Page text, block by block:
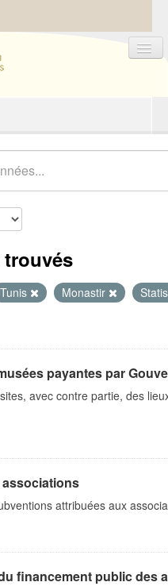
Tunis Monastir
payantes par
avec contre partie, des
attribuées aux
financement public des